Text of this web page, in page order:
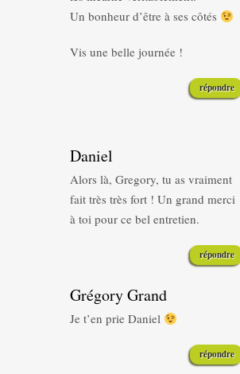
Un bonheur d’être à ses côtés
Vis une belle journée !
répondre
Daniel
Alors là, Gregory, tu as vraiment
fait très très fort ! Un grand merci
à toi pour ce bel entretien.
répondre
Grégory Grand
Je t’en prie Daniel
répondre